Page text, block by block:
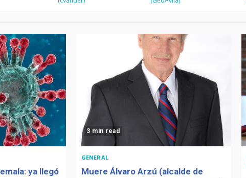
ya llegó
3 min read
GENERAL
Muere Álvaro Arzú (alcalde de